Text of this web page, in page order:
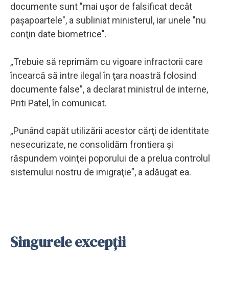
documente sunt "mai uşor de falsificat decât
paşapoartele", a subliniat ministerul, iar unele "nu
conţin date biometrice".
„Trebuie să reprimăm cu vigoare infractorii care
încearcă să intre ilegal în ţara noastră folosind
documente false”, a declarat ministrul de interne,
Priti Patel, în comunicat.
„Punând capăt utilizării acestor cărţi de identitate
nesecurizate, ne consolidăm frontiera şi
răspundem voinţei poporului de a prelua controlul
sistemului nostru de imigraţie”, a adăugat ea.
Singurele excepţii